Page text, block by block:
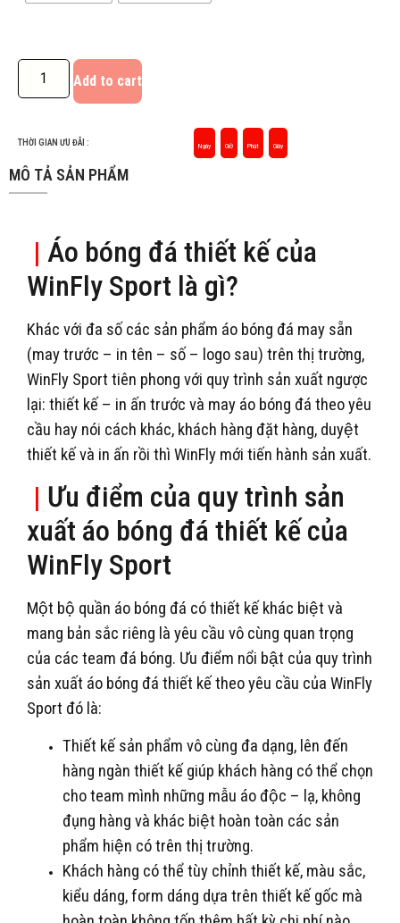
Add to cart
THỜI GIAN ƯU ĐÃI : Ngày Giờ Phút Giây
MÔ TẢ SẢN PHẨM
| Áo bóng đá thiết kế của
WinFly Sport là gì?
Khác với đa số các sản phẩm áo bóng đá may sẵn
(may trước – in tên – số – logo sau) trên thị trường,
WinFly Sport tiên phong với quy trình sản xuất ngược
lại: thiết kế – in ấn trước và may áo bóng đá theo yêu
cầu hay nói cách khác, khách hàng đặt hàng, duyệt
thiết kế và in ấn rồi thì WinFly mới tiến hành sản xuất.
| Ưu điểm của quy trình sản
xuất áo bóng đá thiết kế của
WinFly Sport
Một bộ quần áo bóng đá có thiết kế khác biệt và
mang bản sắc riêng là yêu cầu vô cùng quan trọng
của các team đá bóng. Ưu điểm nổi bật của quy trình
sản xuất áo bóng đá thiết kế theo yêu cầu của WinFly
Sport đó là:
Thiết kế sản phẩm vô cùng đa dạng, lên đến
hàng ngàn thiết kế giúp khách hàng có thể chọn
cho team mình những mẫu áo độc – lạ, không
đụng hàng và khác biệt hoàn toàn các sản
phẩm hiện có trên thị trường.
Khách hàng có thể tùy chỉnh thiết kế, màu sắc,
kiểu dáng, form dáng dựa trên thiết kế gốc mà